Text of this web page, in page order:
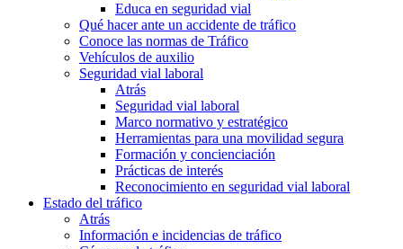
Educa en seguridad vial
Qué hacer ante un accidente de tráfico
Conoce las normas de Tráfico
Vehículos de auxilio
Seguridad vial laboral
Atrás
Seguridad vial laboral
Marco normativo y estratégico
Herramientas para una movilidad segura
Formación y concienciación
Prácticas de interés
Reconocimiento en seguridad vial laboral
Estado del tráfico
Atrás
Información e incidencias de tráfico